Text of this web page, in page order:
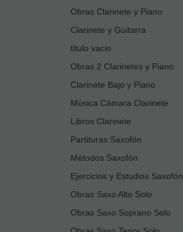
Obras Clarinete y Piano
Clarinete y Guitarra
titulo vacio
Obras 2 Clarinetes y Piano
Clarinete Bajo y Piano
Música Cámara Clarinete
Libros Clarinete
Partituras Saxofón
Métodos Saxofón
Ejercicios y Estudios Saxofón
Obras Saxo Alto Solo
Obras Saxo Soprano Solo